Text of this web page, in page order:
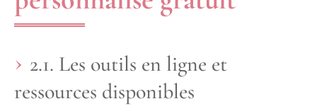
2.1. Les outils en ligne et
ressources disponibles